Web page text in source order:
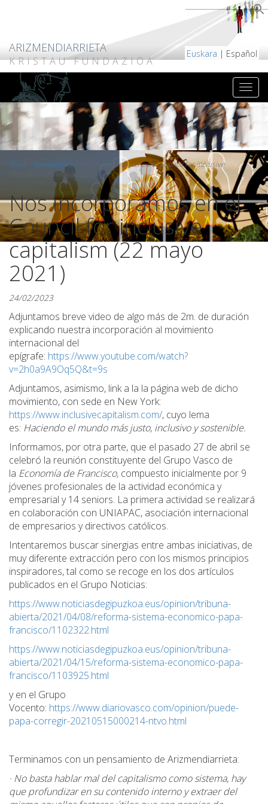
ARIZMENDIARRIETA
KRISTAU FUNDAZIOA
Euskara | Español
Inicio/ Newsletters/
Nos incorporamos en el Council for inclusive
capitalism (22 mayo 2021)
Nos incorporamos en el
Council for inclusive
capitalism (22 mayo
2021)
24/02/2023
Adjuntamos breve video de algo más de 2m. de duración
explicando nuestra incorporación al movimiento
internacional del
epígrafe: https://www.youtube.com/watch?
v=2h0a9A9Oq5Q&t=9s
Adjuntamos, asimismo, link a la la página web de dicho
movimiento, con sede en New York:
https://www.inclusivecapitalism.com/, cuyo lema
es: Haciendo el mundo más justo, inclusivo y sostenible.
Informamos, por otra parte, que el pasado 27 de abril se
celebró la reunión constituyente del Grupo Vasco de
la Economía de Francisco, compuesto inicialmente por 9
jóvenes profesionales de la actividad económica y
empresarial y 14 seniors. La primera actividad se realizará
en colaboración con UNIAPAC, asociación internacional
de empresarios y directivos católicos.
Intentaremos buscar sinergias entre ambas iniciativas, de
muy diferente extracción pero con los mismos principios
inspiradores, tal como se recoge en los dos artículos
publicados en el Grupo Noticias:
https://www.noticiasdegipuzkoa.eus/opinion/tribuna-
abierta/2021/04/08/reforma-sistema-economico-papa-
francisco/1102322.html
https://www.noticiasdegipuzkoa.eus/opinion/tribuna-
abierta/2021/04/15/reforma-sistema-economico-papa-
francisco/1103925.html
y en el Grupo
Vocento: https://www.diariovasco.com/opinion/puede-
papa-corregir-20210515000214-ntvo.html
Terminamos con un pensamiento de Arizmendiarrieta:
· No basta hablar mal del capitalismo como sistema, hay
que profundizar en su contenido interno y extraer del